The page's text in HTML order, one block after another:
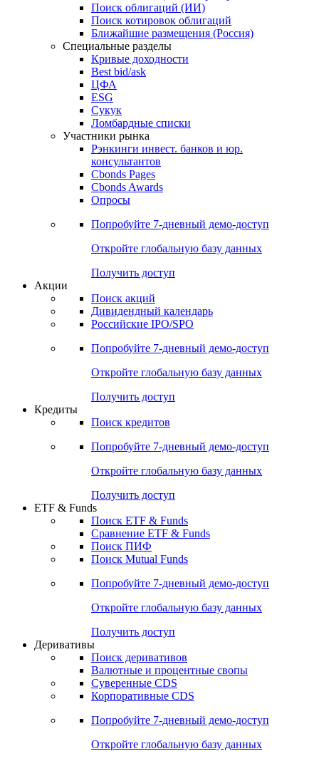
Поиск облигаций (ИИ)
Поиск котировок облигаций
Ближайшие размещения (Россия)
Специальные разделы
Кривые доходности
Best bid/ask
ЦФА
ESG
Сукук
Ломбардные списки
Участники рынка
Рэнкинги инвест. банков и юр.
консультантов
Cbonds Pages
Cbonds Awards
Опросы
Попробуйте 7-дневный демо-доступ
Откройте глобальную базу данных
Получить доступ
Акции
Поиск акций
Дивидендный календарь
Российские IPO/SPO
Попробуйте 7-дневный демо-доступ
Откройте глобальную базу данных
Получить доступ
Кредиты
Поиск кредитов
Попробуйте 7-дневный демо-доступ
Откройте глобальную базу данных
Получить доступ
ETF & Funds
Поиск ETF & Funds
Сравнение ETF & Funds
Поиск ПИФ
Поиск Mutual Funds
Попробуйте 7-дневный демо-доступ
Откройте глобальную базу данных
Получить доступ
Деривативы
Поиск деривативов
Валютные и процентные свопы
Суверенные CDS
Корпоративные CDS
Попробуйте 7-дневный демо-доступ
Откройте глобальную базу данных